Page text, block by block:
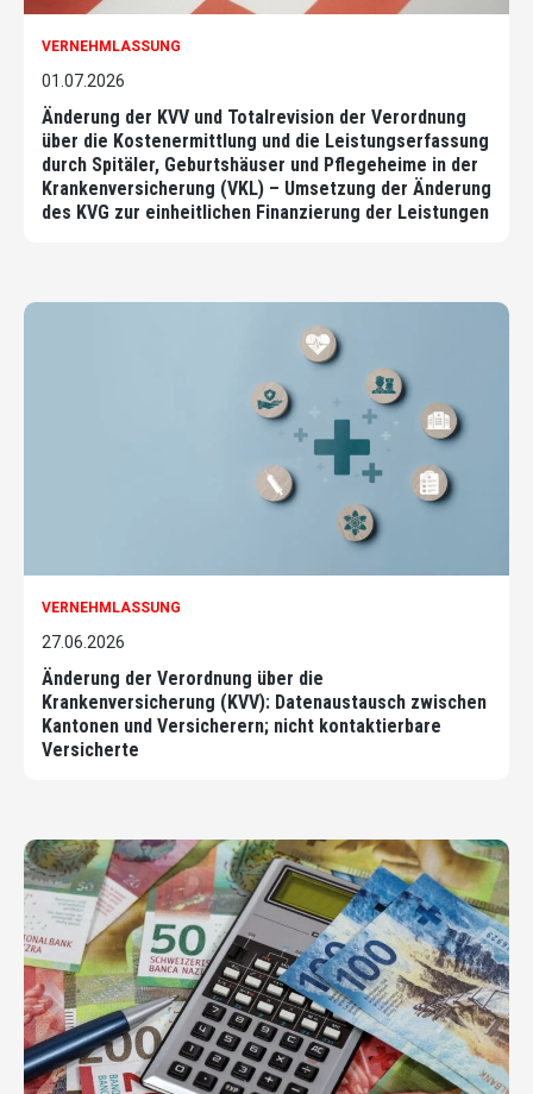
VERNEHMLASSUNG
01.07.2026
Änderung der KVV und Totalrevision der Verordnung
über die Kostenermittlung und die Leistungserfassung
durch Spitäler, Geburtshäuser und Pflegeheime in der
Krankenversicherung (VKL) – Umsetzung der Änderung
des KVG zur einheitlichen Finanzierung der Leistungen
VERNEHMLASSUNG
27.06.2026
Änderung der Verordnung über die
Krankenversicherung (KVV): Datenaustausch zwischen
Kantonen und Versicherern; nicht kontaktierbare
Versicherte